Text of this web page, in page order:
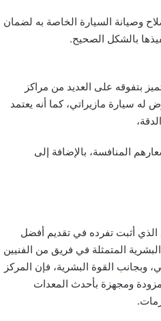
وصيانة السيارة الخاصة به لضمان
بالشكل الصحيح.
بتفوقه على العديد من مراكز
له سيارة مازيراتي، كما أنه يعتمد
المنافسة، بالإضافة إلى
الذي أثبت تفرده في تقديم أفضل
المتمثلة في فريق من الفنيين
القوة البشرية، فإن المركز
مزودة ومجهزة بأحدث المعدات